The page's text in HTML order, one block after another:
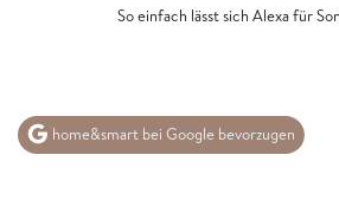
So einfach lässt sich Alexa für
home&smart bei Google bevorzugen